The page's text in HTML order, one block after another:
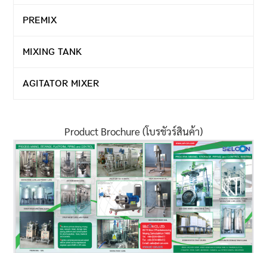
PREMIX
MIXING TANK
AGITATOR MIXER
Product Brochure (โบรชัวร์สินค้า)